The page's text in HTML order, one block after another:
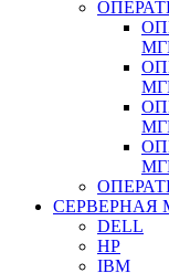
СЕРВЕРНАЯ
DELL
HP
IBM